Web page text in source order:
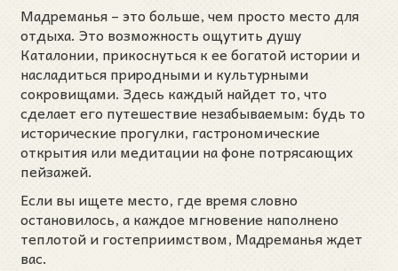
Мадреманья – это больше, чем просто место для
отдыха. Это возможность ощутить душу
Каталонии, прикоснуться к ее богатой истории и
насладиться природными и культурными
сокровищами. Здесь каждый найдет то, что
сделает его путешествие незабываемым: будь то
исторические прогулки, гастрономические
открытия или медитации на фоне потрясающих
пейзажей.
Если вы ищете место, где время словно
остановилось, а каждое мгновение наполнено
теплотой и гостеприимством, Мадреманья ждет
вас.